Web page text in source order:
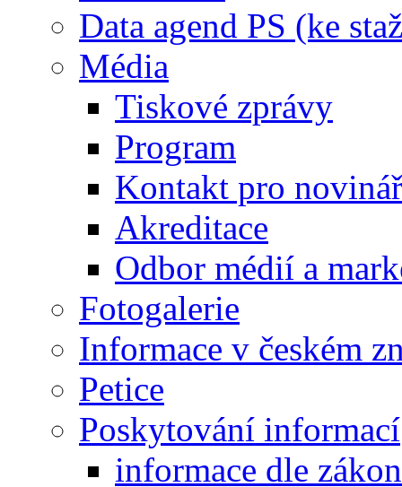
Data agend PS (ke
Média
Tiskové zprávy
Program
Kontakt pro
Akreditace
Odbor médií a
Fotogalerie
Informace v českém
Petice
Poskytování informací
informace dle